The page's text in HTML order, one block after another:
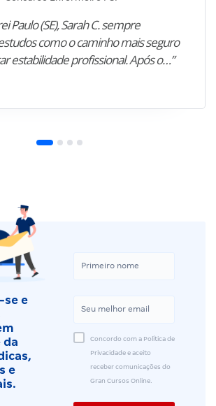
Paulo (SE), Sarah C. sempre
como o caminho mais seguro
estabilidade profissional. Após o…”
se e
da
e
Concordo com a Política de
Privacidade e aceito
receber comunicações do
Gran Cursos Online.